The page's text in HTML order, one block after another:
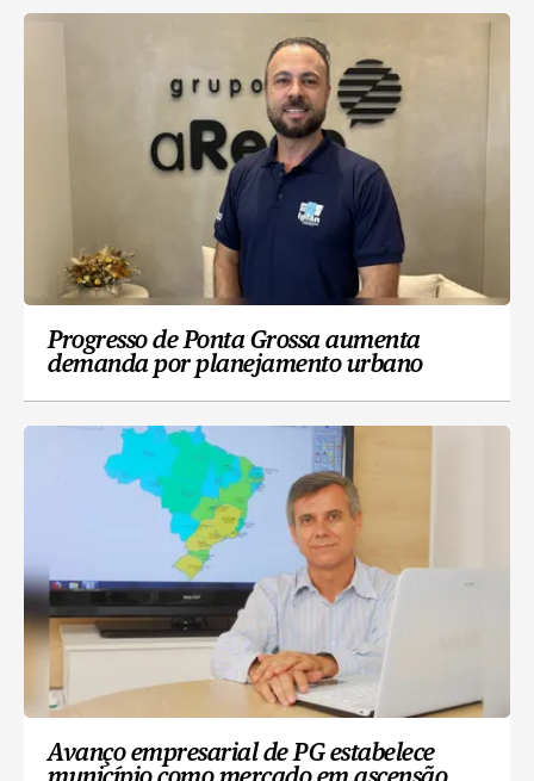
Progresso de Ponta Grossa aumenta
demanda por planejamento urbano
Avanço empresarial de PG estabelece